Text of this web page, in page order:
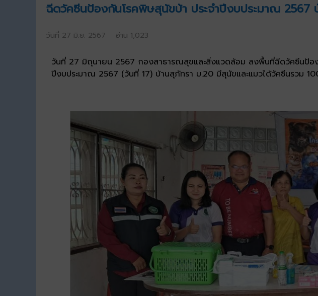
ฉีดวัคซีนป้องกันโรคพิษสุนัขบ้า ประจำปีงบประมาณ 2567
วันที่ 27 มิ.ย. 2567 อ่าน 1,023
วันที่ 27 มิถุนายน 2567 กองสาธารณสุขและสิ่งแวดล้อม ลงพื้นที่ฉีดวัคซีนป้อ
ปีงบประมาณ 2567 (วันที่ 17) บ้านสุภัทรา ม.20 มีสุนัขและแมวได้วัคซีนรวม